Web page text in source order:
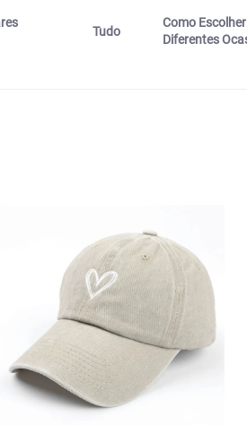
Tudo
Como
Diferentes